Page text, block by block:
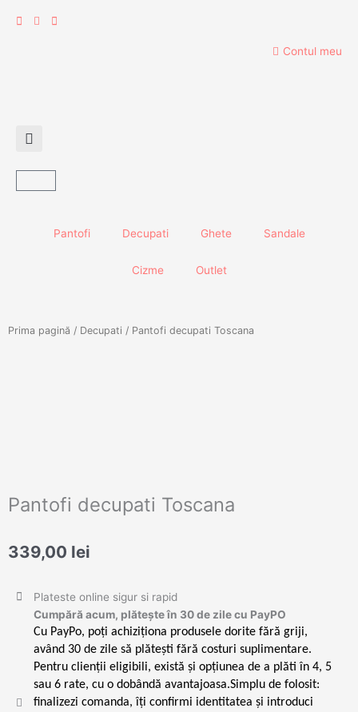
Contul meu
Pantofi Decupati Ghete Sandale
Cizme Outlet
Prima pagină / Decupati / Pantofi decupati Toscana
Pantofi decupati Toscana
339,00 lei
Plateste online sigur si rapid
Cumpără acum, plătește în 30 de zile cu PayPO
Cu PayPo, poți achiziționa produsele dorite fără griji,
având 30 de zile să plătești fără costuri suplimentare.
Pentru clienții eligibili, există și opțiunea de a plăti în 4, 5
sau 6 rate, cu o dobândă avantajoasa.Simplu de folosit:
finalizezi comanda, îți confirmi identitatea și introduci